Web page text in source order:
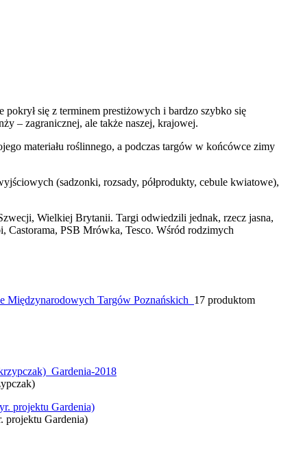
się z terminem prestiżowych i bardzo szybko się
– zagranicznej, ale także naszej, krajowej.
materiału roślinnego, a podczas targów w końcówce zimy
(sadzonki, rozsady, półprodukty, cebule kwiatowe),
Wielkiej Brytanii. Targi odwiedzili jednak, rzecz jasna,
PSB Mrówka, Tesco. Wśród rodzimych
Międzynarodowych Targów Poznańskich 17 produktom
projektu Gardenia)